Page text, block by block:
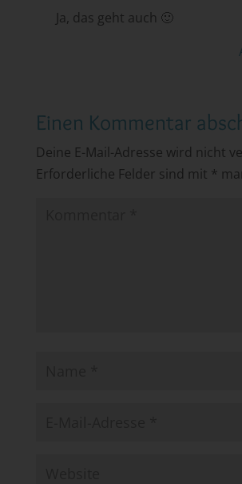
Ja, das geht auch 🙂
Einen Kommentar
Deine E-Mail-Adresse wird nicht
Erforderliche Felder sind mit *